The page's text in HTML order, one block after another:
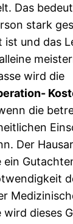
Das
stark
ist und das
wird die
die
Der
ein
wird dieses